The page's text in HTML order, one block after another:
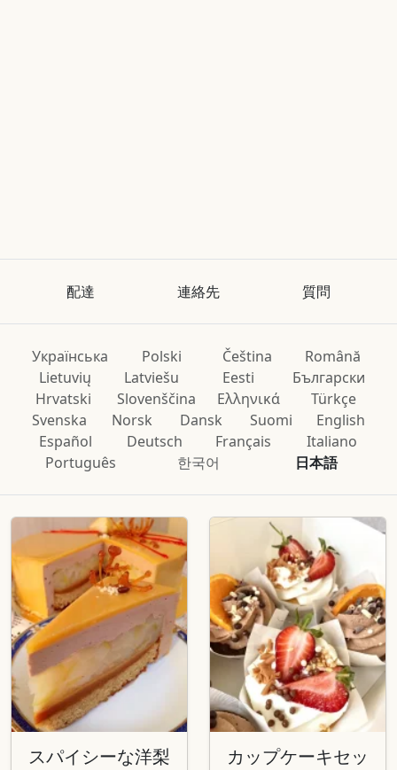
配達 連絡先 質問
Українська Polski Čeština
Română
Lietuvių
Latviešu Eesti
Български
Hrvatski
Slovenščina Ελληνικά
Türkçe
Svenska
Norsk Dansk Suomi
English
Español
Deutsch Français
Italiano
Português
한국어 日本語
スパイシーな洋梨
カップケーキセッ